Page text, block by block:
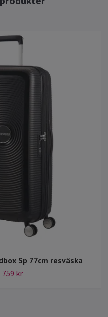
Sp 77cm resväska
759 kr